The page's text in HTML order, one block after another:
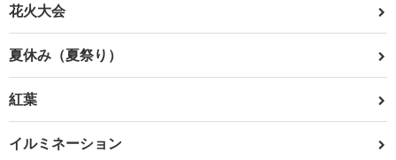
花火大会
夏休み（夏祭り）
紅葉
イルミネーション